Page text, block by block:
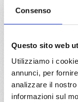
Consenso
Questo sito web
Utilizziamo i
annunci, per
analizzare il
informazioni sul
Kiel canal,
canal
06/05/
€ 893